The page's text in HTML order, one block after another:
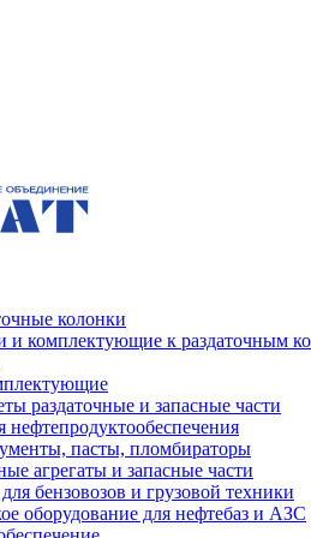
колонки
и комплектующие к раздаточным
раздаточные и запасные части
нефтепродуктообеспечения
пасты, пломбираторы
агрегаты и запасные части
бензовозов и грузовой техники
оборудование для нефтебаз и АЗС